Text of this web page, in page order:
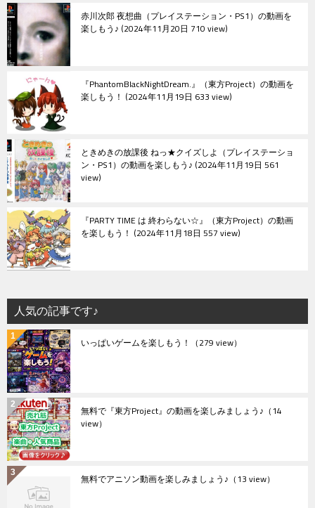
赤川次郎 夜想曲（プレイステーション・PS1）の動画を
楽しもう♪ 2024年11月20日 710 view
『PhantomBlackNightDream.』（東方Project）の動画を
楽しもう！ 2024年11月19日 633 view
ときめきの放課後 ねっ★クイズしよ（プレイステーショ
ン・PS1）の動画を楽しもう♪ 2024年11月19日 561
view
『PARTY TIME は 終わらない☆』（東方Project）の動画
を楽しもう！ 2024年11月18日 557 view
人気の記事です♪
いっぱいゲームを楽しもう！ （279 view）
無料で『東方Project』の動画を楽しみましょう♪ （14
view）
無料でアニソン動画を楽しみましょう♪ （13 view）